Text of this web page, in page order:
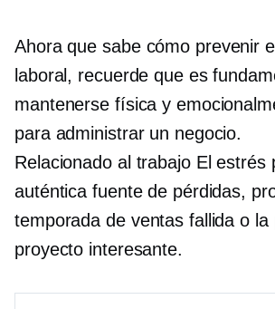
Ahora que sabe cómo prevenir
laboral, recuerde que es
mantenerse física y
para administrar un negocio.
Relacionado al trabajoEl estrés
auténtica fuente de pérdidas,
temporada de ventas fallida o la
proyecto interesante.